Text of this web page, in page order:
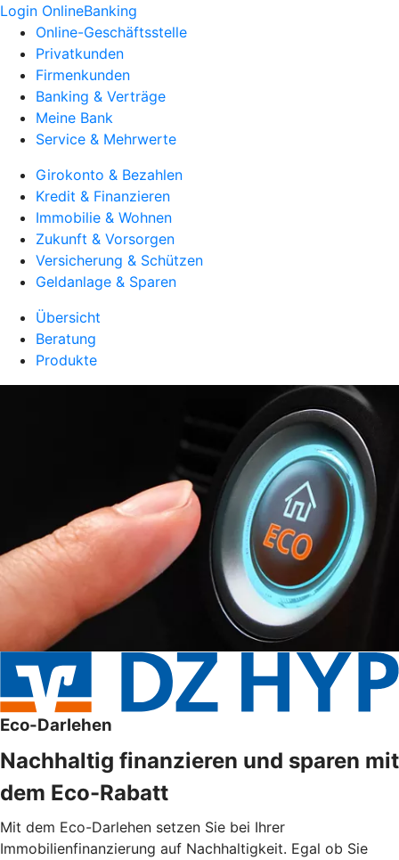
Login OnlineBanking
Online-Geschäftsstelle
Privatkunden
Firmenkunden
Banking & Verträge
Meine Bank
Service & Mehrwerte
Girokonto & Bezahlen
Kredit & Finanzieren
Immobilie & Wohnen
Zukunft & Vorsorgen
Versicherung & Schützen
Geldanlage & Sparen
Übersicht
Beratung
Produkte
Eco-Darlehen
Nachhaltig finanzieren und sparen mit
dem Eco-Rabatt
Mit dem Eco-Darlehen setzen Sie bei Ihrer
Immobilienfinanzierung auf Nachhaltigkeit. Egal ob Sie